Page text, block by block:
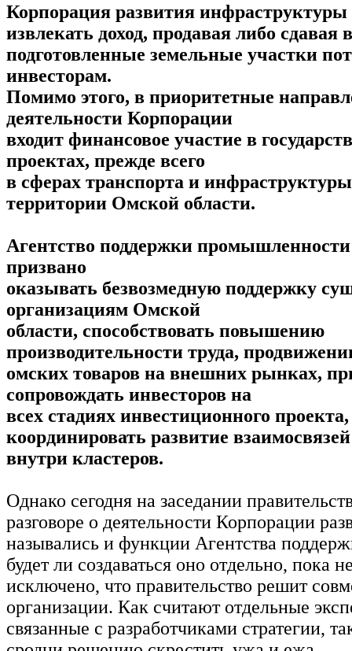
Корпорация развития
извлекать доход, продавая либо сдавая
подготовленные земельные участки
инвесторам.
Помимо этого, в приоритетные
деятельности Корпорации
входит финансовое участие в
проектах, прежде всего
в сферах транспорта и
территории Омской области.
Агентство поддержки
призвано
оказывать безвозмедную поддержку
организациям Омской
области, способствовать повышению
производительности труда,
омских товаров на внешних рынках,
сопровождать инвесторов на
всех стадиях инвестиционного проекта,
координировать развитие взаимосвязей
внутри кластеров.
Однако сегодня на заседании
разговоре о деятельности Корпорации
назывались и функции Агентства
будет ли создаваться оно отдельно, пока
исключено, что правительство решит
организации. Как считают отдельные
связанные с разработчиками стратегии,